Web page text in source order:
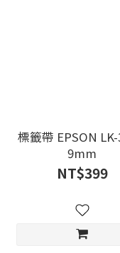
標籤帶 EPSON LK-
9mm
NT$399